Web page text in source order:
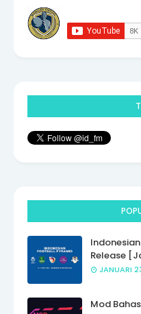
Release
JANUARI
Mod